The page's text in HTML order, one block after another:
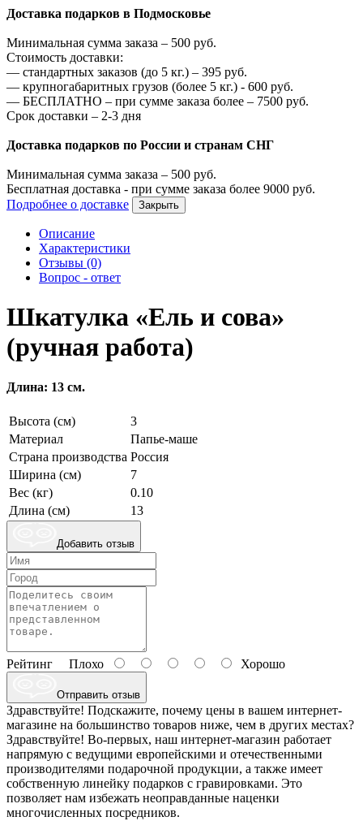
Доставка подарков в Подмосковье
Минимальная сумма заказа – 500 руб.
Стоимость доставки:
— стандартных заказов (до 5 кг.) – 395 руб.
— крупногабаритных грузов (более 5 кг.) - 600 руб.
— БЕСПЛАТНО – при сумме заказа более – 7500 руб.
Срок доставки – 2-3 дня
Доставка подарков по России и странам СНГ
Минимальная сумма заказа – 500 руб.
Бесплатная доставка - при сумме заказа более 9000 руб.
Подробнее о доставке
Закрыть
Описание
Характеристики
Отзывы (0)
Вопрос - ответ
Шкатулка «Ель и сова»
(ручная работа)
Длина: 13 см.
Высота (см)
3
Материал
Папье-маше
Страна производства Россия
Ширина (см)
7
Вес (кг)
0.10
Длина (см)
13
Добавить отзыв
Рейтинг Плохо Хорошо
Отправить отзыв
Здравствуйте! Подскажите, почему цены в вашем интернет-
магазине на большинство товаров ниже, чем в других местах?
Здравствуйте! Во-первых, наш интернет-магазин работает
напрямую с ведущими европейскими и отечественными
производителями подарочной продукции, а также имеет
собственную линейку подарков с гравировками. Это
позволяет нам избежать неоправданные наценки
многочисленных посредников.